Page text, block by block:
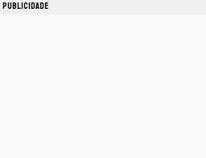
PUBLICIDADE